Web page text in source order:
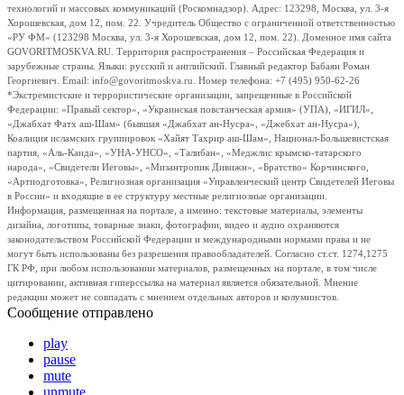
технологий и массовых коммуникаций (Роскомнадзор). Адрес: 123298, Москва, ул. 3-я
Хорошевская, дом 12, пом. 22. Учредитель Общество с ограниченной ответственностью
«РУ ФМ» (123298 Москва, ул. 3-я Хорошевская, дом 12, пом. 22). Доменное имя сайта
GOVORITMOSKVA.RU. Территория распространения – Российская Федерация и
зарубежные страны. Языки: русский и английский. Главный редактор Бабаян Роман
Георгиевич. Email: info@govoritmoskva.ru. Номер телефона: +7 (495) 950-62-26
*Экстремистские и террористические организации, запрещенные в Российской
Федерации: «Правый сектор», «Украинская повстанческая армия» (УПА), «ИГИЛ»,
«Джабхат Фатх аш-Шам» (бывшая «Джабхат ан-Нусра», «Джебхат ан-Нусра»),
Коалиция исламских группировок «Хайят Тахрир аш-Шам», Национал-Большевистская
партия, «Аль-Каида», «УНА-УНСО», «Талибан», «Меджлис крымско-татарского
народа», «Свидетели Иеговы», «Мизантропик Дивижн», «Братство» Корчинского,
«Артподготовка», Религиозная организация «Управленческий центр Свидетелей Иеговы
в России» и входящие в ее структуру местные религиозные организации.
Информация, размещенная на портале, а именно: текстовые материалы, элементы
дизайна, логотипы, товарные знаки, фотографии, видео и аудио охраняются
законодательством Российской Федерации и международными нормами права и не
могут быть использованы без разрешения правообладателей. Согласно ст.ст. 1274,1275
ГК РФ, при любом использовании материалов, размещенных на портале, в том числе
цитировании, активная гиперссылка на материал является обязательной. Мнение
редакции может не совпадать с мнением отдельных авторов и колумнистов.
Сообщение отправлено
play
pause
mute
unmute